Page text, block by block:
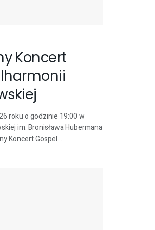
Koncert
roku o godzinie 19:00 w
im. Bronisława Hubermana
Koncert Gospel ...